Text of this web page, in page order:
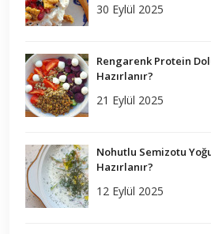
30 Eylül 2025
Rengarenk Protein
Hazırlanır?
21 Eylül 2025
Nohutlu Semizotu
Hazırlanır?
12 Eylül 2025